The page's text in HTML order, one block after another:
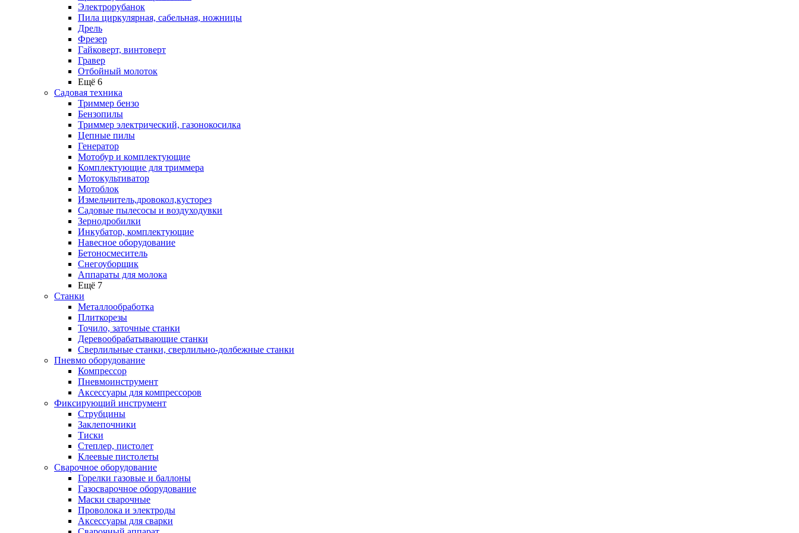
Электрорубанок
Пила циркулярная, сабельная, ножницы
Дрель
Фрезер
Гайковерт, винтоверт
Гравер
Отбойный молоток
Ещё 6
Садовая техника
Триммер бензо
Бензопилы
Триммер электрический, газонокосилка
Цепные пилы
Генератор
Мотобур и комплектующие
Комплектующие для триммера
Мотокультиватор
Мотоблок
Измельчитель,дровокол,кусторез
Садовые пылесосы и воздуходувки
Зернодробилки
Инкубатор, комплектующие
Навесное оборудование
Бетоносмеситель
Снегоуборщик
Аппараты для молока
Ещё 7
Станки
Металлообработка
Плиткорезы
Точило, заточные станки
Деревообрабатывающие станки
Сверлильные станки, сверлильно-долбежные станки
Пневмо оборудование
Компрессор
Пневмоинструмент
Аксессуары для компрессоров
Фиксирующий инструмент
Струбцины
Заклепочники
Тиски
Степлер, пистолет
Клеевые пистолеты
Сварочное оборудование
Горелки газовые и баллоны
Газосварочное оборудование
Маски сварочные
Проволока и электроды
Аксессуары для сварки